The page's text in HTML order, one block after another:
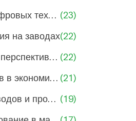
Развитие цифровых технологий в производстве (23)
на заводах(22)
Проблемы и перспективы машиностроения (22)
Роль заводов в экономике России (21)
развития заводов и промышленности (19)